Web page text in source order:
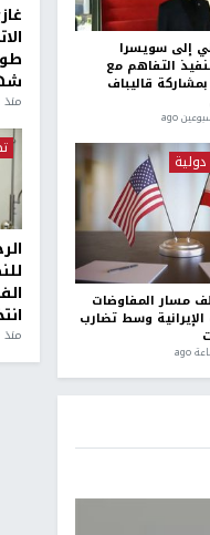
إلى سويسرا
التفاهم مع
قاليباف
مسار المفاوضات
الإيرانية وسط تضارب
منذ 12 ثانية